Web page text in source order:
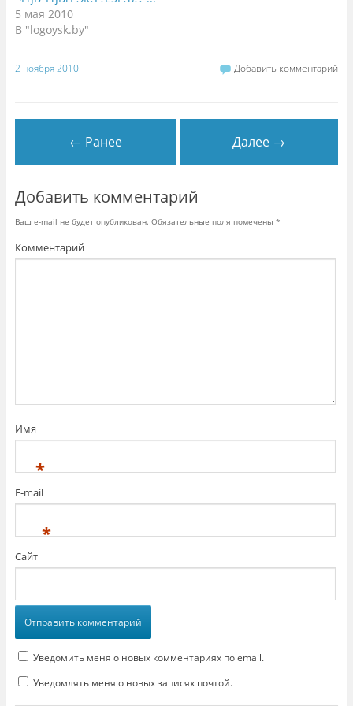
о
в
о
к
н
.
(
т
я
о
м
о
н
)
5 мая 2010
В "logoysk.by"
2 ноября 2010 Добавить комментарий
← Ранее Далее →
Добавить комментарий
Ваш e-mail не будет опубликован. Обязательные поля помечены *
Комментарий
Имя
*
E-mail
*
Сайт
Уведомить меня о новых комментариях по email.
Уведомлять меня о новых записях почтой.